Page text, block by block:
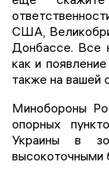
США,
Донбассе. Все
как и
также на вашей
Минобороны
опорных
Украины в
высокоточными